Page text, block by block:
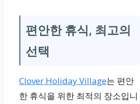
편안한 휴식, 최고의
선택
Clover Holiday Village는 편안
한 휴식을 위한 최적의 장소입니